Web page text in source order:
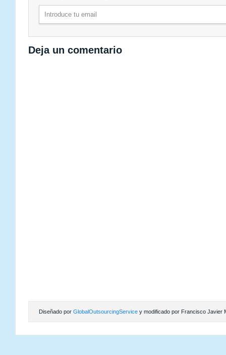
Deja un comentario
Diseñado por GlobalOutsourcingService y modificado por Francisco Javier